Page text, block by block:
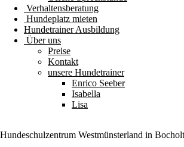
Verhaltensberatung
Hundeplatz mieten
Hundetrainer Ausbildung
Über uns
Preise
Kontakt
unsere Hundetrainer
Enrico Seeber
Isabella
Lisa
Hundeschulzentrum Westmünsterland in Bocholt